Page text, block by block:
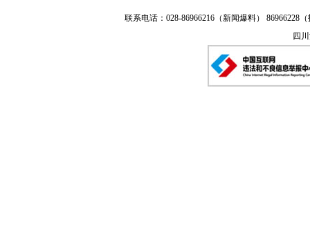
联系电话：028-86966216（新闻爆料） 86966228
四